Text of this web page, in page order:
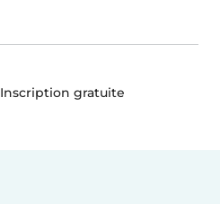
Inscription gratuite